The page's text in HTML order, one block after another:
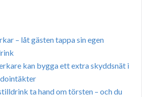
– låt gästen tappa sin egen
kan bygga ett extra skyddsnät i
ta hand om törsten – och du